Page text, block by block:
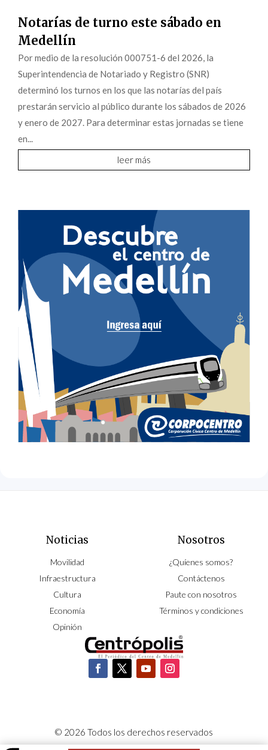
Notarías de turno este sábado en
Medellín
Por medio de la resolución 000751-6 del 2026, la
Superintendencia de Notariado y Registro (SNR)
determinó los turnos en los que las notarías del país
prestarán servicio al público durante los sábados de 2026
y enero de 2027. Para determinar estas jornadas se tiene
en...
leer más
Noticias
Movilidad
Infraestructura
Cultura
Economía
Opinión
Nosotros
¿Quíenes somos?
Contáctenos
Paute con nosotros
Términos y condiciones
© 2026 Todos los derechos reservados